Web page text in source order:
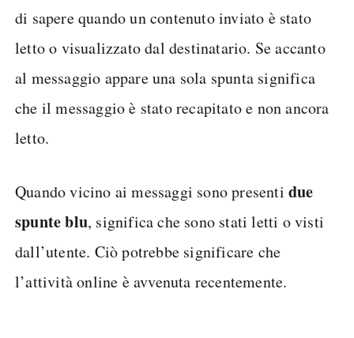
di sapere quando un contenuto inviato è stato
letto o visualizzato dal destinatario. Se accanto
al messaggio appare una sola spunta significa
che il messaggio è stato recapitato e non ancora
letto.
Quando vicino ai messaggi sono presenti due
spunte blu, significa che sono stati letti o visti
dall’utente. Ciò potrebbe significare che
l’attività online è avvenuta recentemente.